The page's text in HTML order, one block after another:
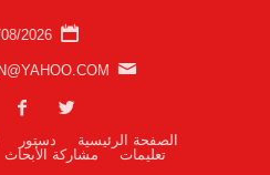
2026
الصفحة الرئيسية دستور
تعليمات
مشاركة الأبحاث